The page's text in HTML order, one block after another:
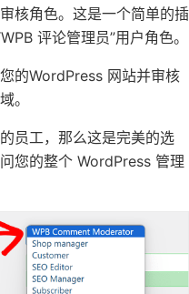
核角色。 这是一个简单的插
评论管理员”用户角色。
的WordPress 网站并审核
。
员工，那么这是完美的选
您的整个 WordPress 管理